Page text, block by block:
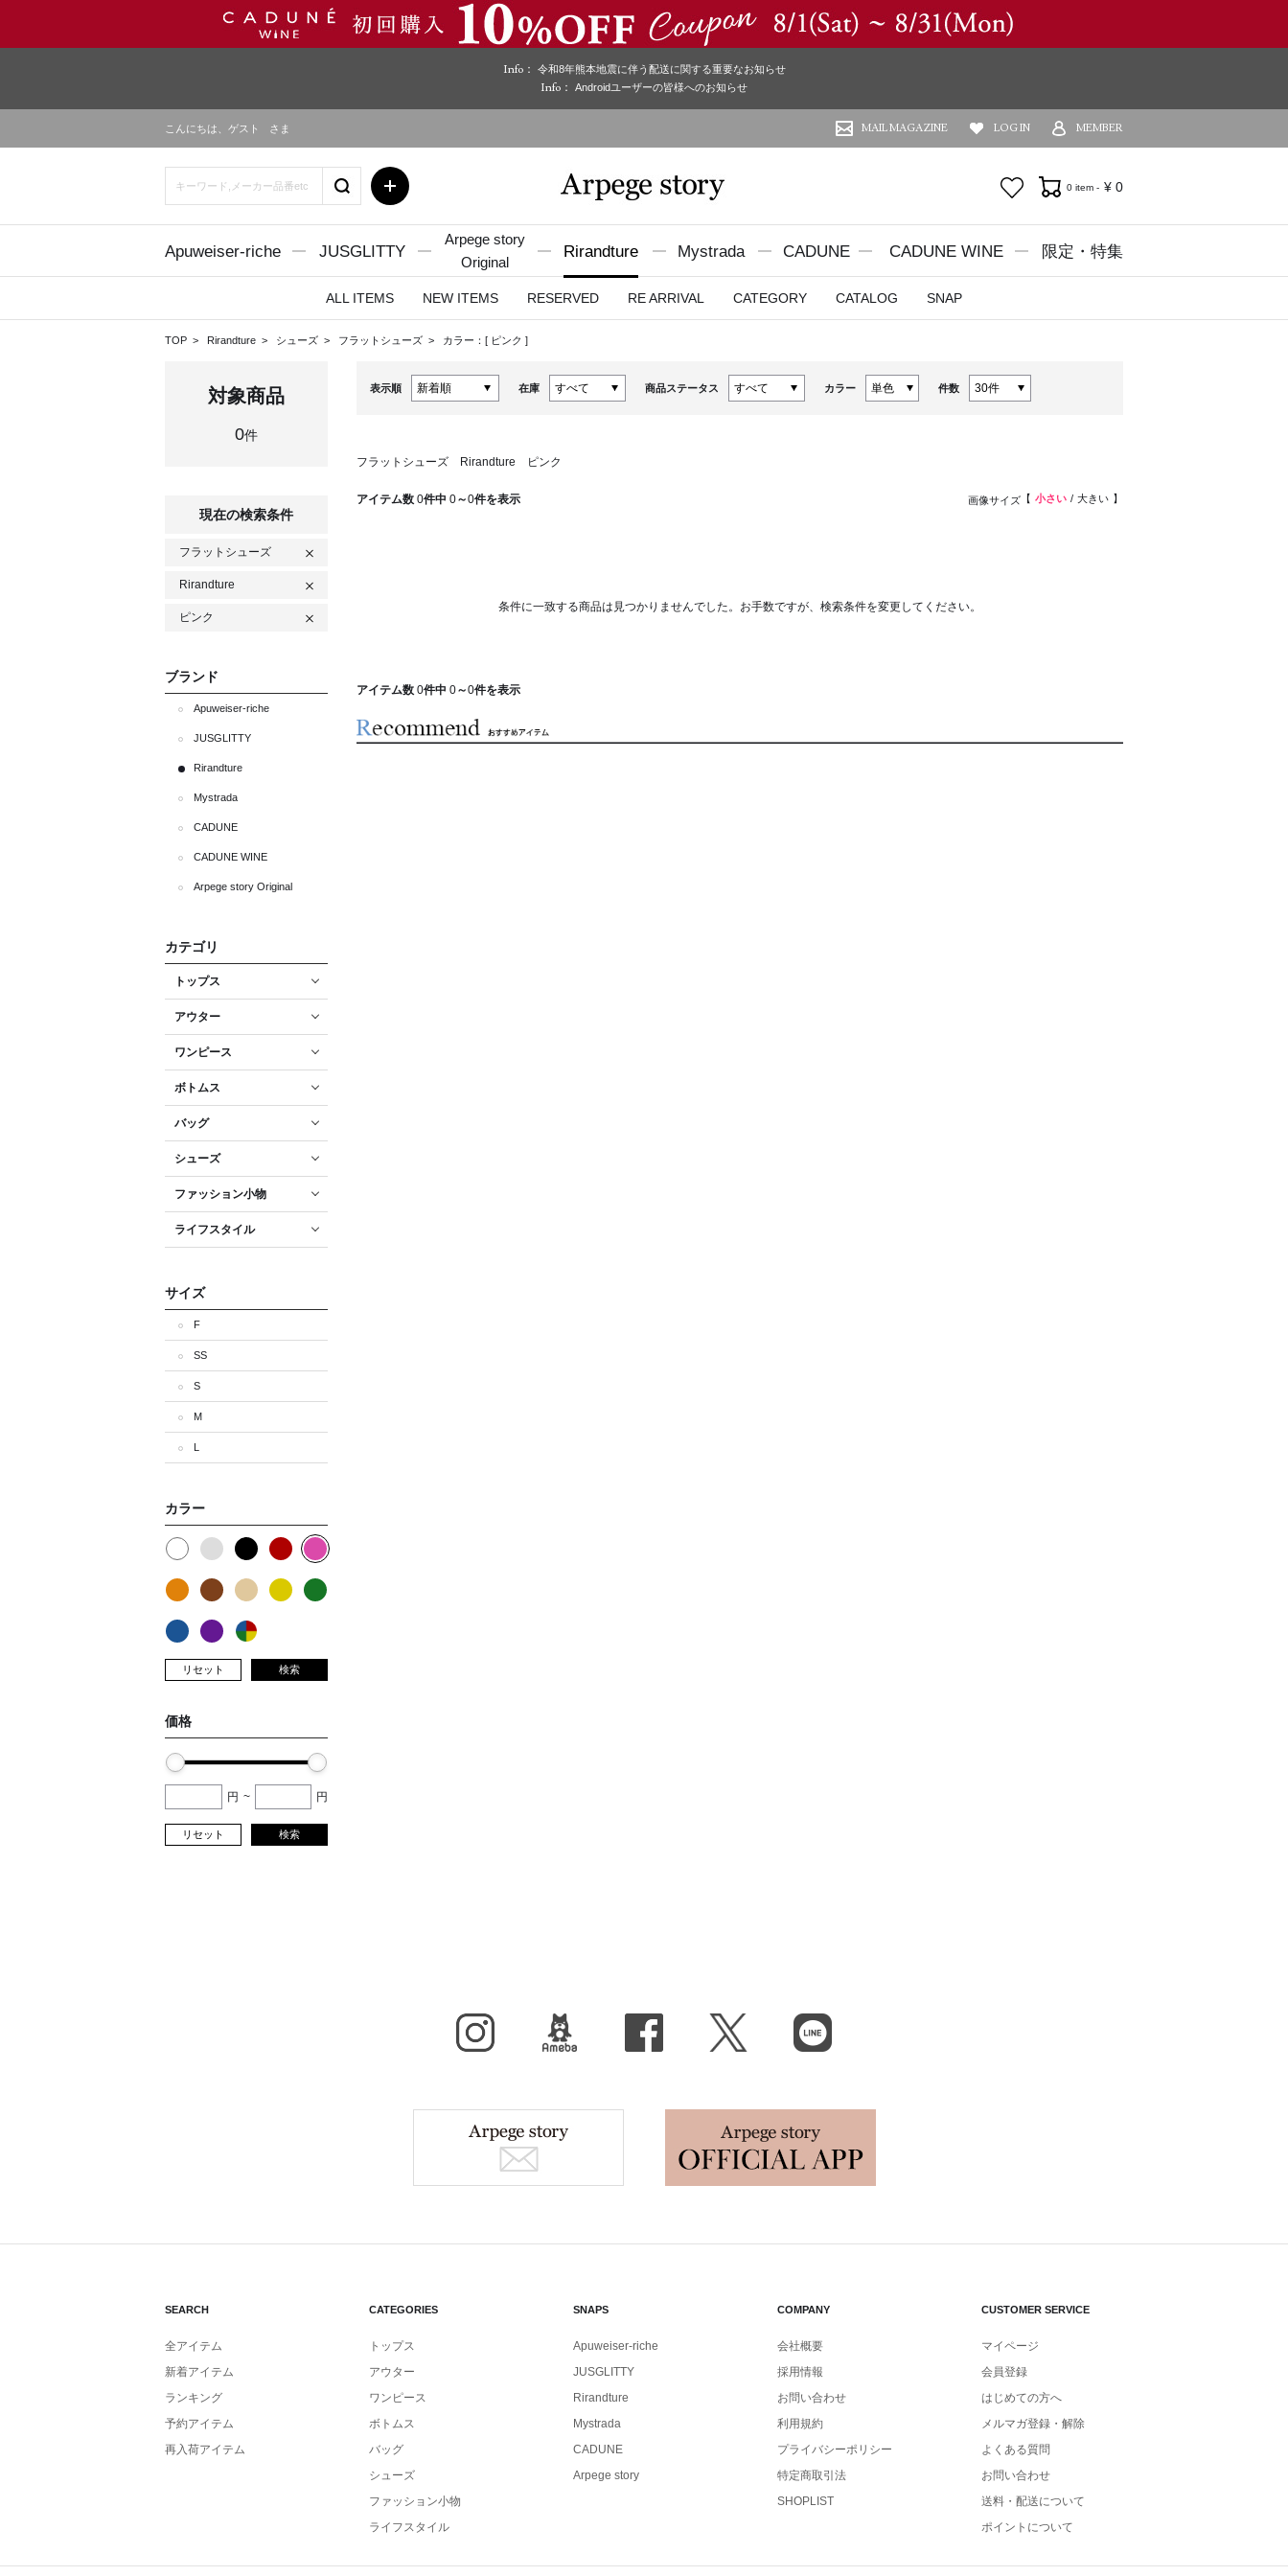
Info： 令和8年熊本地震に伴う配送に関する重要なお知らせ
Info： Androidユーザーの皆様へのお知らせ
こんにちは、 ゲスト さま MAIL MAGAZINE LOG IN MEMBER
お気に入り0 item - ¥ 0
Apuweiser-riche JUSGLITTY
Arpege story
Original
Rirandture Mystrada CADUNE CADUNE WINE 限定・特集
ALL ITEMS NEW ITEMS RESERVED RE ARRIVAL CATEGORY CATALOG SNAP
TOP Rirandture シューズ フラットシューズ カラー：[ ピンク ]
対象商品
0件
現在の検索条件
フラットシューズ
Rirandture
ピンク
ブランド
Apuweiser-riche
JUSGLITTY
Rirandture
Mystrada
CADUNE
CADUNE WINE
Arpege story Original
カテゴリ
トップス
アウター
ワンピース
ボトムス
バッグ
シューズ
ファッション小物
ライフスタイル
サイズ
F
SS
S
M
L
カラー
リセット 検索
価格
円 ~ 円
リセット 検索
表示順 在庫 商品ステータス カラー 件数
フラットシューズ Rirandture ピンク
アイテム数 0件中 0～0件を表示 画像サイズ 小さい 大きい
条件に一致する商品は見つかりませんでした。お手数ですが、検索条件を変更してください。
アイテム数 0件中 0～0件を表示
X（旧Twitter）
SEARCH
全アイテム
新着アイテム
ランキング
予約アイテム
再入荷アイテム
CATEGORIES
トップス
アウター
ワンピース
ボトムス
バッグ
シューズ
ファッション小物
ライフスタイル
SNAPS
Apuweiser-riche
JUSGLITTY
Rirandture
Mystrada
CADUNE
Arpege story
COMPANY
会社概要
採用情報
お問い合わせ
利用規約
プライバシーポリシー
特定商取引法
SHOPLIST
CUSTOMER SERVICE
マイページ
会員登録
はじめての方へ
メルマガ登録・解除
よくある質問
お問い合わせ
送料・配送について
ポイントについて